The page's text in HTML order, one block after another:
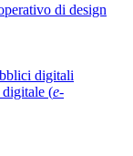
di design
digitali
digitale (e-